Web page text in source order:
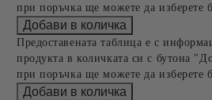
при поръчка ще можете да изберете
Предоставената таблица е с
продукта в количката си с бутона
при поръчка ще можете да изберете